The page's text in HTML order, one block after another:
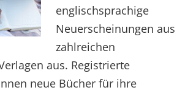
englischsprachige
Neuerscheinungen aus
zahlreichen
aus. Registrierte
neue Bücher für ihre